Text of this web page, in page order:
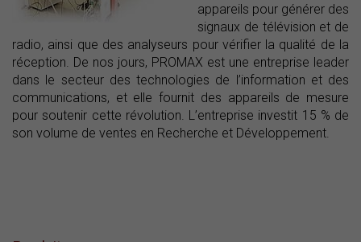
appareils pour générer des
signaux de télévision et de
radio, ainsi que des analyseurs pour vérifier la qualité de la
réception. De nos jours, PROMAX est une entreprise leader
dans le secteur des technologies de l’information et des
communications, et elle fournit des appareils de mesure
pour soutenir cette révolution. L’entreprise investit 15 % de
son volume de ventes en Recherche et Développement.